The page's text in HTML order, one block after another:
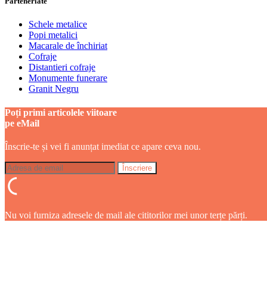
Schele metalice
Popi metalici
Macarale de închiriat
Cofraje
Distantieri cofraje
Monumente funerare
Granit Negru
Poți primi articolele viitoare
pe eMail
Înscrie-te și vei fi anunțat imediat ce apare ceva nou.
Nu voi furniza adresele de mail ale cititorilor mei unor terțe părți.